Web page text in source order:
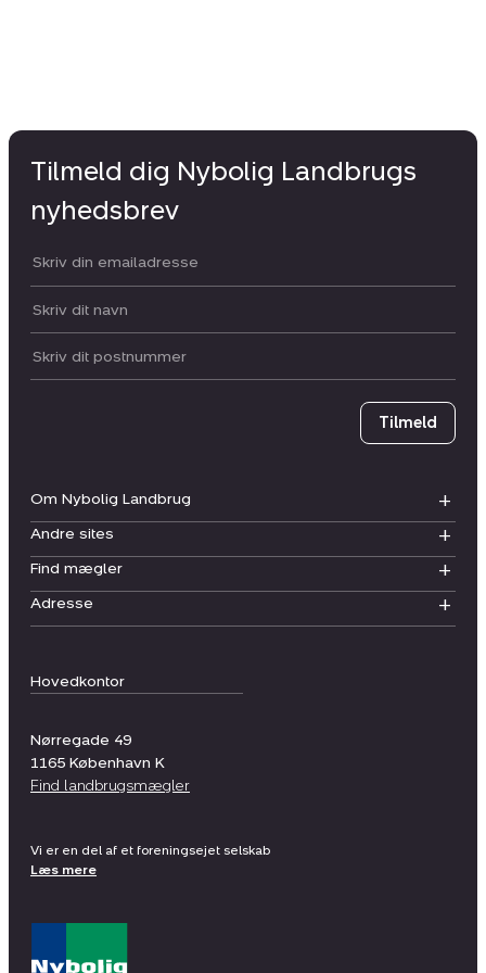
Hovedkontor
Nørregade 49
1165 København K
Find landbrugsmægler
Om Nybolig Landbrug
Andre sites
Find mægler
Adresse
Tilmeld dig Nybolig Landbrugs
nyhedsbrev
Din email:
Dit navn:
Postnummer
Tilmeld
Vi er en del af et foreningsejet selskab
Læs mere